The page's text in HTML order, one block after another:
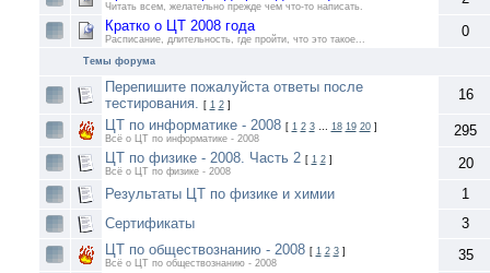
Читать всем, желательно прежде чем что-то написать.
Кратко о ЦТ 2008 года
Расписание, длительность, где пройти, что это такое... 0
Темы форума
Перепишите пожалуйста ответы после
тестирования. [ 1 2]
16
ЦТ по информатике - 2008 [ 1 2 3… 18 19 20]
Всё о ЦТ по информатике - 2008
295
ЦТ по физике - 2008. Часть 2 [ 1 2]
Всё о ЦТ по физике - 2008
20
Результаты ЦТ по физике и химии
1
Сертификаты
3
ЦТ по обществознанию - 2008 [ 1 2 3]
Всё о ЦТ по обществознанию - 2008
35